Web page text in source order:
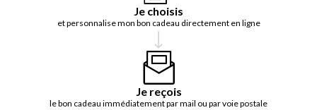
Je choisis
et personnalise mon bon cadeau directement en ligne
Je reçois
le bon cadeau immédiatement par mail ou par voie postale